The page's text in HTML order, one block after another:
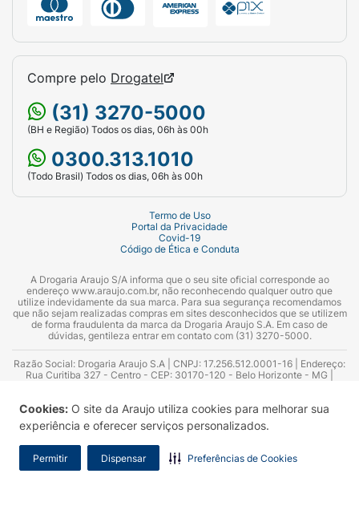
Cookies: O site da Araujo utiliza cookies para melhorar sua
experiência e oferecer serviços personalizados.
Permitir Dispensar Preferências de Cookies
Compre pelo Drogatel
(31) 3270-5000
(BH e Região) Todos os dias, 06h às 00h
0300.313.1010
(Todo Brasil) Todos os dias, 06h às 00h
Termo de Uso
Portal da Privacidade
Covid-19
Código de Ética e Conduta
A Drogaria Araujo S/A informa que o seu site oficial corresponde ao
endereço www.araujo.com.br, não reconhecendo qualquer outro que
utilize indevidamente da sua marca. Para sua segurança recomendamos
que não sejam realizadas compras em sites desconhecidos que se utilizem
de forma fraudulenta da marca da Drogaria Araujo S.A. Em caso de
dúvidas, gentileza entrar em contato com (31) 3270-5000.
Razão Social: Drogaria Araujo S.A | CNPJ: 17.256.512.0001-16 | Endereço:
Rua Curitiba 327 - Centro - CEP: 30170-120 - Belo Horizonte - MG |
Azevedo Guimarães – CRF 10.965 | Yasmin Silva Alvarenga – CRF 52.584 -
Consultor substituto: Thiago Aguiar Pinheiro - CRF Nº 13.748. Alvará
Sanitário: 2025020713 | Autorização de Funcionamento da Empresa (AFE):